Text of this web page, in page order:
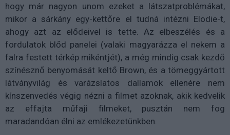
hogy már nagyon unom ezeket a látszatproblémákat,
mikor a sárkány egy-kettőre el tudná intézni Elodie-t,
ahogy azt az elődeivel is tette. Az elbeszélés és a
fordulatok blőd panelei (valaki magyarázza el nekem a
falra festett térkép mikéntjét), a még mindig csak kezdő
színésznő benyomását keltő Brown, és a tömeggyártott
látványvilág és varázslatos dallamok ellenére nem
kínszenvedés végig nézni a filmet azoknak, akik kedvelik
az effajta műfaji filmeket, pusztán nem fog
maradandóan élni az emlékezetünkben.